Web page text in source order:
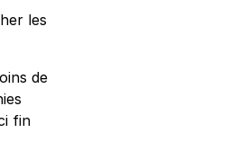
les
de
fin